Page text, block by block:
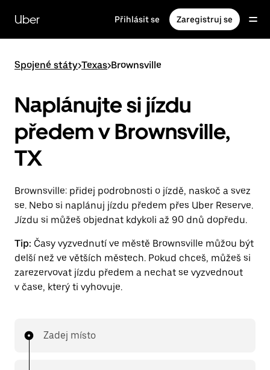
hlavní
obsah
Uber Přihlásit se Zaregistruj se
Spojené státy>Texas>Brownsville
Naplánujte si jízdu
předem v Brownsville,
TX
Brownsville: přidej podrobnosti o jízdě, naskoč a svez
se. Nebo si naplánuj jízdu předem přes Uber Reserve.
Jízdu si můžeš objednat kdykoli až 90 dnů dopředu.
Tip: Časy vyzvednutí ve městě Brownsville můžou být
delší než ve větších městech. Pokud chceš, můžeš si
zarezervovat jízdu předem a nechat se vyzvednout
v čase, který ti vyhovuje.
Zadej místo